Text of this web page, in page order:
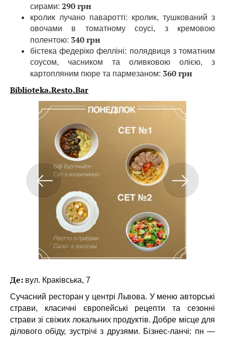
сирами: 290 грн
кролик лучано паваротті: кролик, тушкований з
овочами в томатному соусі, з кремовою
полентою: 340 грн
бістека федеріко фелліні: полядвиця з томатним
соусом, часником та оливковою олією, з
картопляним пюре та пармезаном: 360 грн
Biblioteka.Resto.Bar
Де: вул. Краківська, 7
Сучасний ресторан у центрі Львова. У меню авторські
страви, класичні європейські рецепти та сезонні
страви зі свіжих локальних продуктів. Добре місце для
ділового обіду, зустрічі з друзями. Бізнес-ланчі: пн —